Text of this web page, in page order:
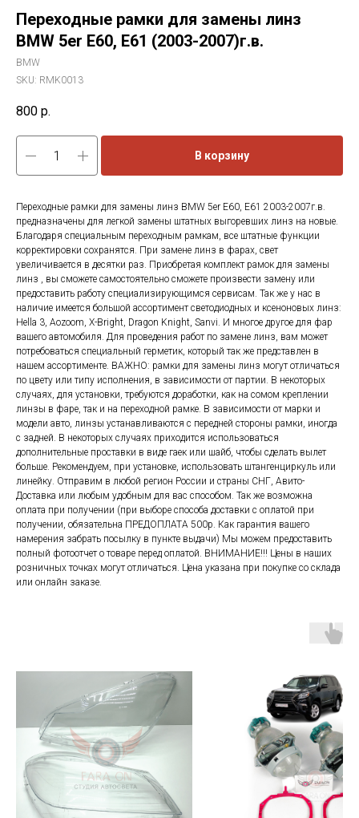
Переходные рамки для замены линз
BMW 5er E60, E61 (2003-2007)г.в.
BMW
SKU: RMK0013
800 р.
В корзину
Переходные рамки для замены линз BMW 5er E60, E61 2003-2007г.в.
предназначены для легкой замены штатных выгоревших линз на новые.
Благодаря специальным переходным рамкам, все штатные функции
корректировки сохранятся. При замене линз в фарах, свет
увеличивается в десятки раз. Приобретая комплект рамок для замены
линз , вы сможете самостоятельно сможете произвести замену или
предоставить работу специализирующимся сервисам. Так же у нас в
наличие имеется большой ассортимент светодиодных и ксеноновых линз:
Hella 3, Aozoom, X-Bright, Dragon Knight, Sanvi. И многое другое для фар
вашего автомобиля. Для проведения работ по замене линз, вам может
потребоваться специальный герметик, который так же представлен в
нашем ассортименте. ВАЖНО: рамки для замены линз могут отличаться
по цвету или типу исполнения, в зависимости от партии. В некоторых
случаях, для установки, требуются доработки, как на сомом креплении
линзы в фаре, так и на переходной рамке. В зависимости от марки и
модели авто, линзы устанавливаются с передней стороны рамки, иногда
с задней. В некоторых случаях приходится использоваться
дополнительные проставки в виде гаек или шайб, чтобы сделать вылет
больше. Рекомендуем, при установке, использовать штангенциркуль или
линейку. Отправим в любой регион России и страны СНГ, Авито-
Доставка или любым удобным для вас способом. Так же возможна
оплата при получении (при выборе способа доставки с оплатой при
получении, обязательна ПРЕДОПЛАТА 500р. Как гарантия вашего
намерения забрать посылку в пункте выдачи) Мы можем предоставить
полный фотоотчет о товаре перед оплатой. ВНИМАНИЕ!!! Цены в наших
розничных точках могут отличаться. Цена указана при покупке со склада
или онлайн заказе.